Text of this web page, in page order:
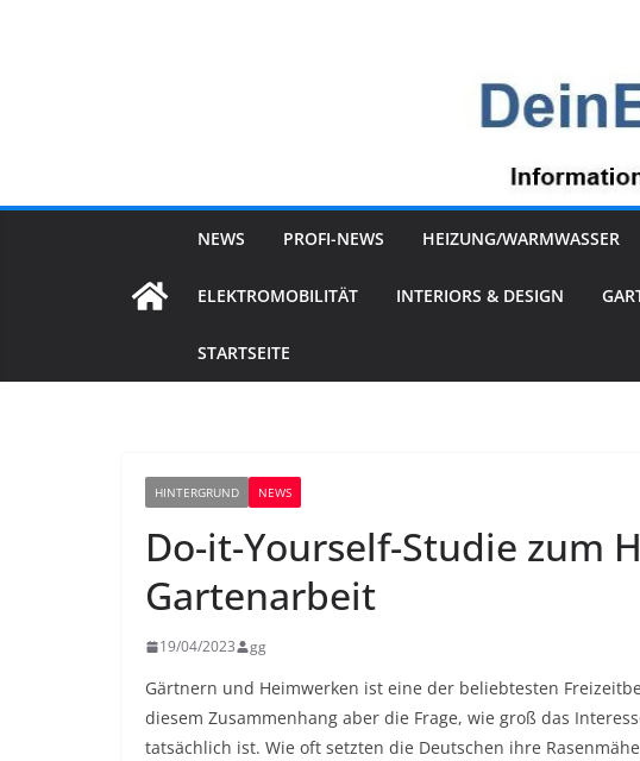
NEWS PROFI-NEWS HEIZUNG/WARMWASSER
ELEKTROMOBILITÄT INTERIORS & DESIGN
STARTSEITE
HINTERGRUND NEWS
Do-it-Yourself-Studie zum
Gartenarbeit
19/04/2023 gg
Gärtnern und Heimwerken ist eine der beliebtesten
diesem Zusammenhang aber die Frage, wie groß das
tatsächlich ist. Wie oft setzten die Deutschen ihre